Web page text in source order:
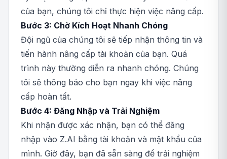
của bạn, chúng tôi chỉ thực hiện việc nâng cấp.
Bước 3: Chờ Kích Hoạt Nhanh Chóng
Đội ngũ của chúng tôi sẽ tiếp nhận thông tin và
tiến hành nâng cấp tài khoản của bạn. Quá
trình này thường diễn ra nhanh chóng. Chúng
tôi sẽ thông báo cho bạn ngay khi việc nâng
cấp hoàn tất.
Bước 4: Đăng Nhập và Trải Nghiệm
Khi nhận được xác nhận, bạn có thể đăng
nhập vào Z.AI bằng tài khoản và mật khẩu của
mình. Giờ đây, bạn đã sẵn sàng để trải nghiệm